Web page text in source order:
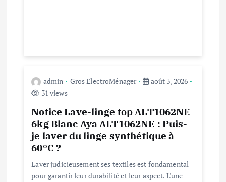
admin Gros ElectroMénager
août 3, 2026
31 views
Notice Lave-linge top ALT1062NE
6kg Blanc Aya ALT1062NE : Puis-
je laver du linge synthétique à
60°C ?
Laver judicieusement ses textiles est fondamental
pour garantir leur durabilité et leur aspect. L'une